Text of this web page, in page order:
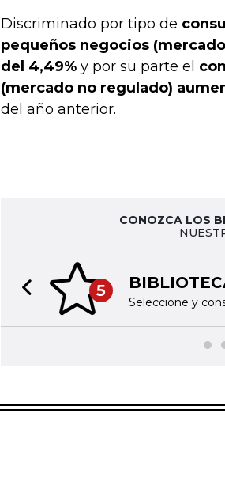
Discriminado por tipo de
pequeños negocios
del 4,49% y por su parte el
(mercado no regulado)
del año anterior.
CONOZCA LOS
5
Seleccione y
Previous slide